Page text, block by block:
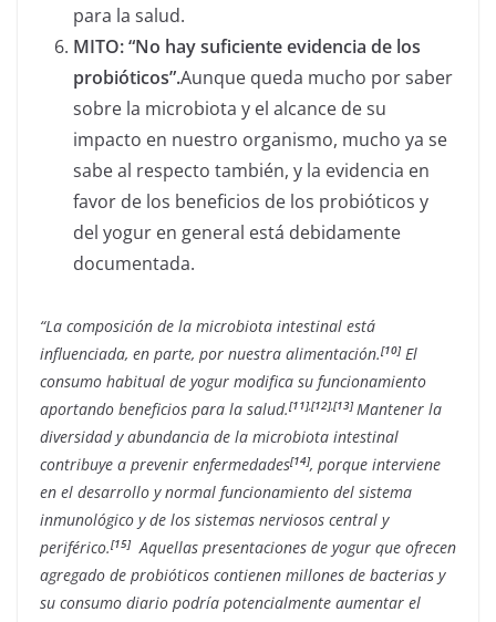
para la salud.
MITO: “No hay suficiente evidencia de los
probióticos”.Aunque queda mucho por saber
sobre la microbiota y el alcance de su
impacto en nuestro organismo, mucho ya se
sabe al respecto también, y la evidencia en
favor de los beneficios de los probióticos y
del yogur en general está debidamente
documentada.
“La composición de la microbiota intestinal está
influenciada, en parte, por nuestra alimentación.[10]El
consumo habitual de yogur modifica su funcionamiento
aportando beneficios para la salud.[11],[12],[13] Mantener la
diversidad y abundancia de la microbiota intestinal
contribuye a prevenir enfermedades[14], porque interviene
en el desarrollo y normal funcionamiento del sistema
inmunológico y de los sistemas nerviosos central y
periférico.[15]Aquellas presentaciones de yogur que ofrecen
agregado de probióticos contienen millones de bacterias y
su consumo diario podría potencialmente aumentar el